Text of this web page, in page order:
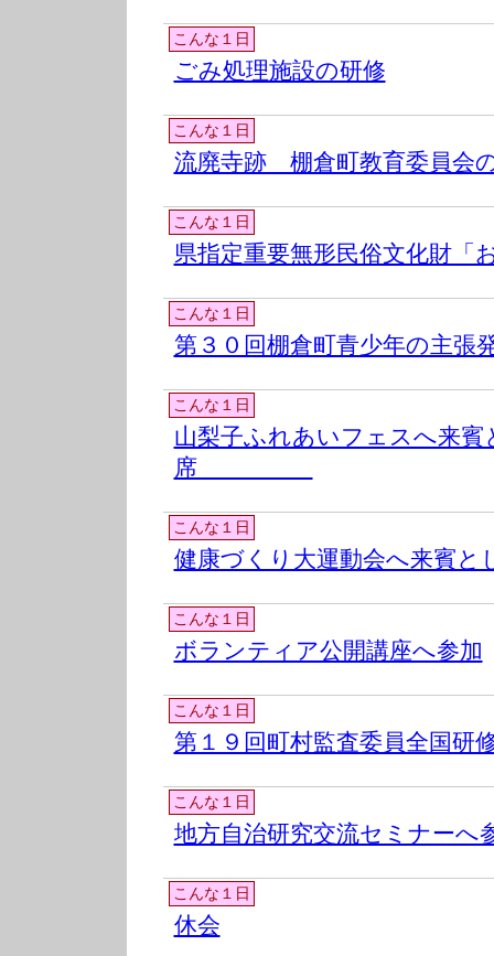
こんな１日
ごみ処理施設の研修
こんな１日
流廃寺跡 棚倉町教育委員会
こんな１日
県指定重要無形民俗文化財「
こんな１日
第３０回棚倉町青少年の主張
こんな１日
山梨子ふれあいフェスへ来賓
席
こんな１日
健康づくり大運動会へ来賓と
こんな１日
ボランティア公開講座へ参加
こんな１日
第１９回町村監査委員全国研
こんな１日
地方自治研究交流セミナーへ
こんな１日
休会